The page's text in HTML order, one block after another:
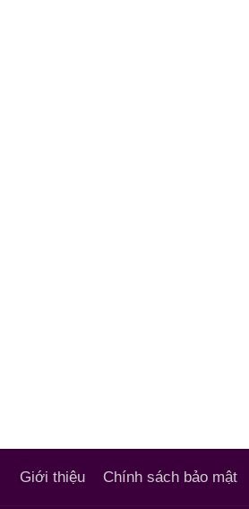
Giới thiệu Chính sách bảo mật